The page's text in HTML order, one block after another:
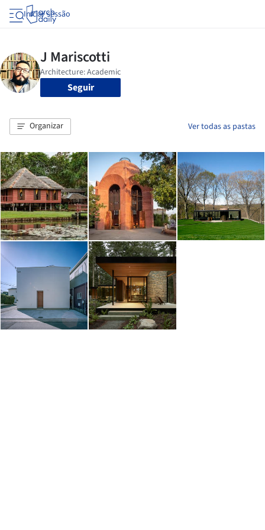
Iniciar sessão
Seguir
Organizar Ver todas as pastas